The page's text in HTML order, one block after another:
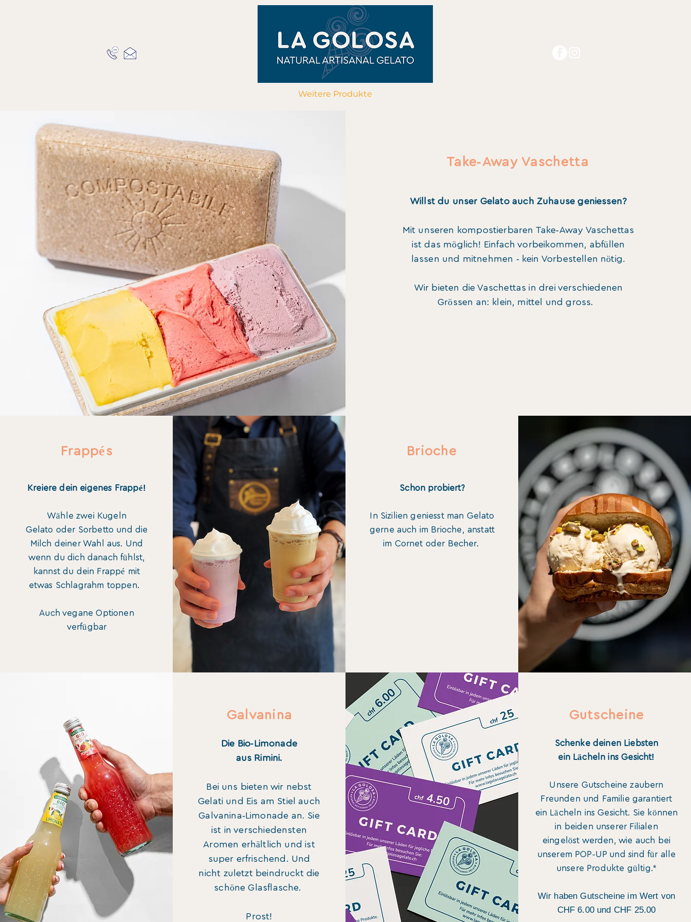
Weitere Produkte
Take-Away Vaschetta
Willst du unser Gelato auch Zuhause geniessen?
Mit unseren kompostierbaren Take-Away Vaschettas
ist das möglich! Einfach vorbeikommen, abfüllen
lassen und mitnehmen -kein Vorbestellen nötig.
Wir bieten die Vaschettas in drei verschiedenen
Grössen an: klein, mittel und gross.
Frappés
Kreiere dein eigenes Frappé!
Wähle zwei Kugeln
Gelato oder Sorbetto und die
Milch deiner Wahl aus. Und
wenn du dich danach fühlst,
kannst du dein Frappé mit
etwas Schlagrahm toppen.
Auch vegane Optionen
verfügbar
Brioche
Schon probiert?
In Sizilien geniesst man Gelato
gerne auch im Brioche, anstatt
im Cornet oder Becher.
Galvanina
Die Bio-Limonade
aus Rimini.
Bei uns bieten wir nebst
Gelati und Eis am Stiel auch
Galvanina-Limonade an. Sie
ist in verschiedensten
Aromen erhältlich und ist
super erfrischend. Und
nicht zuletzt beindruckt die
schöne Glasflasche.
Prost!
Gutscheine
Schenke deinen Liebsten
ein Lächeln ins Gesicht!
Unsere Gutscheine zaubern
Freunden und Familie garantiert
ein Lächeln insGesicht. Sie können
in beiden unserer Filialen
eingelöst werden, wie auch bei
unserem POP-UP und sind für alle
unsere Produkte gültig.*
Wir haben Gutscheine im Wert von
CHF 6.00 und CHF 25.00